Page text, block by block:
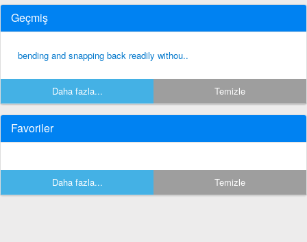
Geçmiş
bending and snapping back readily withou..
Daha fazla... Temizle
Favoriler
Daha fazla... Temizle